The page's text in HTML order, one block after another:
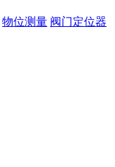
物位测量 阀门定位器